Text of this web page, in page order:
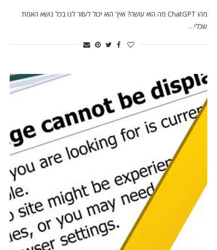
מהו ChatGPT מה הוא עושה? ואיך הוא יכול לעזור לנו בכל נושא האמת
שכלי…